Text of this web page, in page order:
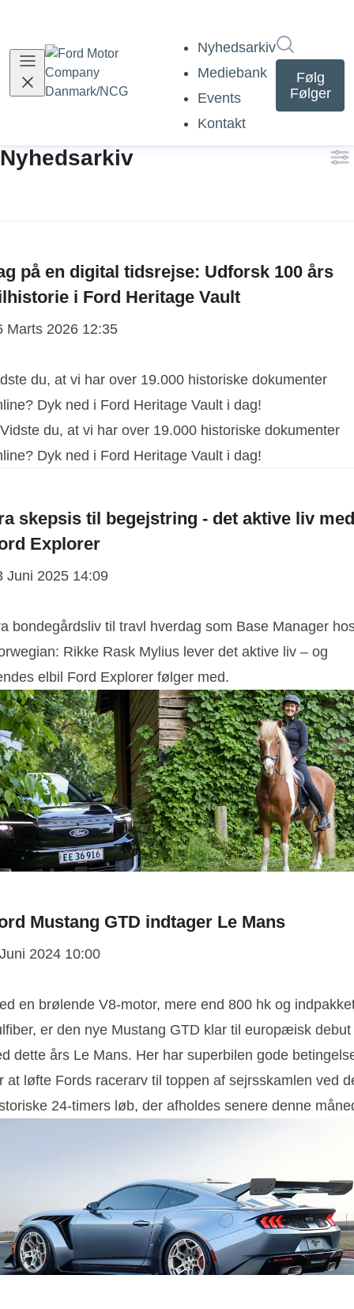
Nyhedsarkiv
Mediebank
Events
Kontakt
Følg
Følger
Nyhedsarkiv
på en digital tidsrejse: Udforsk 100 års
i Ford Heritage Vault
Marts 2026 12:35
du, at vi har over 19.000 historiske dokumenter
Dyk ned i Ford Heritage Vault i dag!
skepsis til begejstring - det aktive liv med
Explorer
Juni 2025 14:09
bondegårdsliv til travl hverdag som Base Manager
Rikke Rask Mylius lever det aktive liv – og
elbil Ford Explorer følger med.
Mustang GTD indtager Le Mans
2024 10:00
en brølende V8-motor, mere end 800 hk og
er den nye Mustang GTD klar til europæisk debut
dette års Le Mans. Her har superbilen gode
at løfte Fords racerarv til toppen af sejrsskamlen ved
24-timers løb, der afholdes senere denne